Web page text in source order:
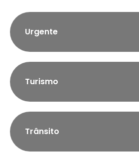
Urgente
Turismo
Trânsito